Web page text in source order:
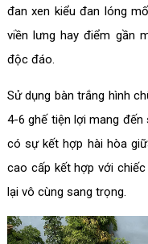
đan xen kiểu đan lóng
viền lưng hay điểm gần
độc đáo.
Sử dụng bàn trắng hình
4-6 ghế tiện lợi mang đến
có sự kết hợp hài hòa
cao cấp kết hợp với
lại vô cùng sang trọng.